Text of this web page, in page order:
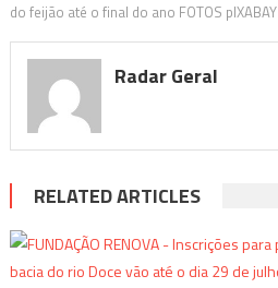
do feijão até o final do ano FOTOS pIXABAY
Radar Geral
RELATED ARTICLES